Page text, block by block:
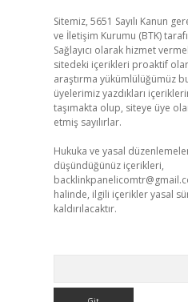
Sitemiz, 5651 Sayılı Kanun
ve İletişim Kurumu (BTK)
Sağlayıcı olarak hizmet
sitedeki içerikleri proaktif
araştırma yükümlülüğümüz
üyelerimiz yazdıkları
taşımakta olup, siteye üye
etmiş sayılırlar.
Hukuka ve yasal
düşündüğünüz içerikleri,
halinde, ilgili içerikler yasal
kaldırılacaktır.